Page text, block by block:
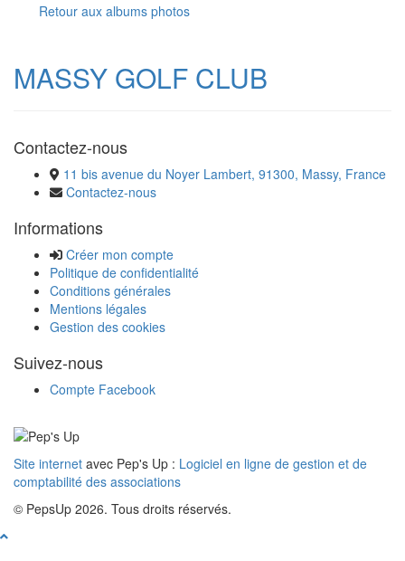
Retour aux albums photos
MASSY GOLF CLUB
Contactez-nous
11 bis avenue du Noyer Lambert, 91300, Massy, France
Contactez-nous
Informations
Créer mon compte
Politique de confidentialité
Conditions générales
Mentions légales
Gestion des cookies
Suivez-nous
Compte Facebook
Site internet avec Pep's Up : Logiciel en ligne de gestion et de
comptabilité des associations
© PepsUp 2026. Tous droits réservés.